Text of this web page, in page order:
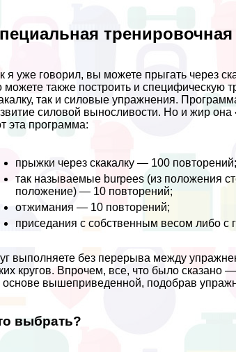
я уже говорил, вы можете прыгать через
можете также построить и специфическую
так и силовые упражнения.
силовой выносливости. Но и жир она
эта программа:
прыжки через скакалку — 100 повторений;
так называемые burpees (из положения
положение) — 10 повторений;
отжимания — 10 повторений;
приседания с собственным весом либо
выполняете без перерыва между
кругов. Впрочем, все, что было
основе вышеприведенной, подобрав
выбрать?